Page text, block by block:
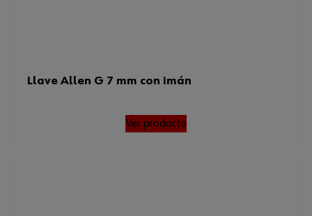
Llave Allen G 7 mm con imán
Ver producto